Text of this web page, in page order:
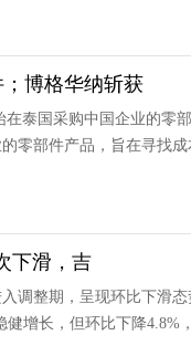
博格华纳斩获
泰国采购中国企业的零
零部件产品，旨在寻找
下滑，吉
调整期，呈现环比下滑
增长，但环比下降4.8%